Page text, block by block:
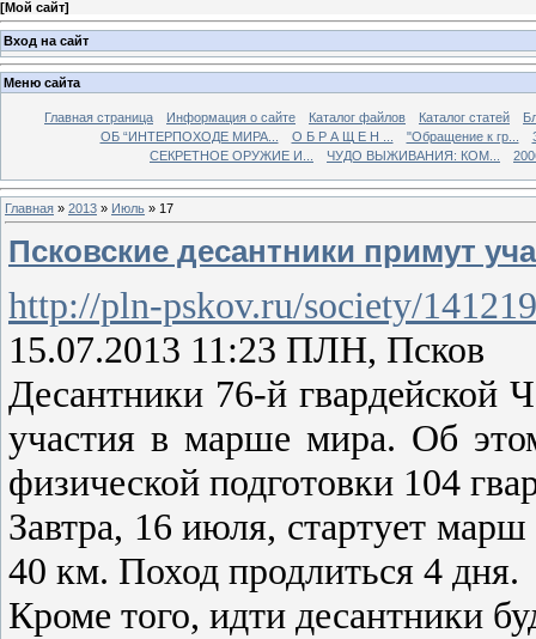
[Мой сайт]
Вход на сайт
Меню сайта
Главная страница Информация о сайте Каталог файлов Каталог статей
ОБ “ИНТЕРПОХОДЕ МИРА...
О Б Р А Щ Е Н ... "Обращение к гр...
СЕКРЕТНОЕ ОРУЖИЕ И...
ЧУДО ВЫЖИВАНИЯ: КОМ...
Главная » 2013 » Июль » 17
Псковские десантники примут
http://pln-pskov.ru/society/
15.07.2013 11:23 ПЛН, Псков
Десантники 76-й гвардейской
участия в марше мира. Об
физической подготовки 104
Завтра, 16 июля, стартует
40 км. Поход продлиться 4 дня.
Кроме того, идти десантники